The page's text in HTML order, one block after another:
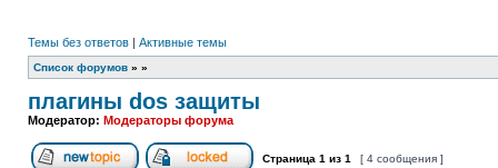
Темы без ответов | Активные темы
Список форумов » »
плагины dos защиты
Модератор: Модераторы форума
Страница 1 из 1 [ 4 сообщения ]